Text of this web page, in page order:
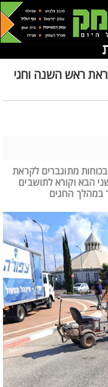
ראש השנה וחגי
מתוגברים לקראת
הבא וקורא לתושבים
במהלך החגים